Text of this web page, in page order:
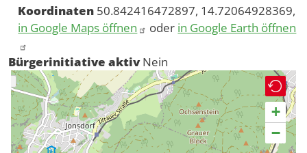
Koordinaten 50.842416472897, 14.72064928369,
in Google Maps öffnen
oder in Google Earth öffnen
Bürgerinitiative aktiv Nein
+
−